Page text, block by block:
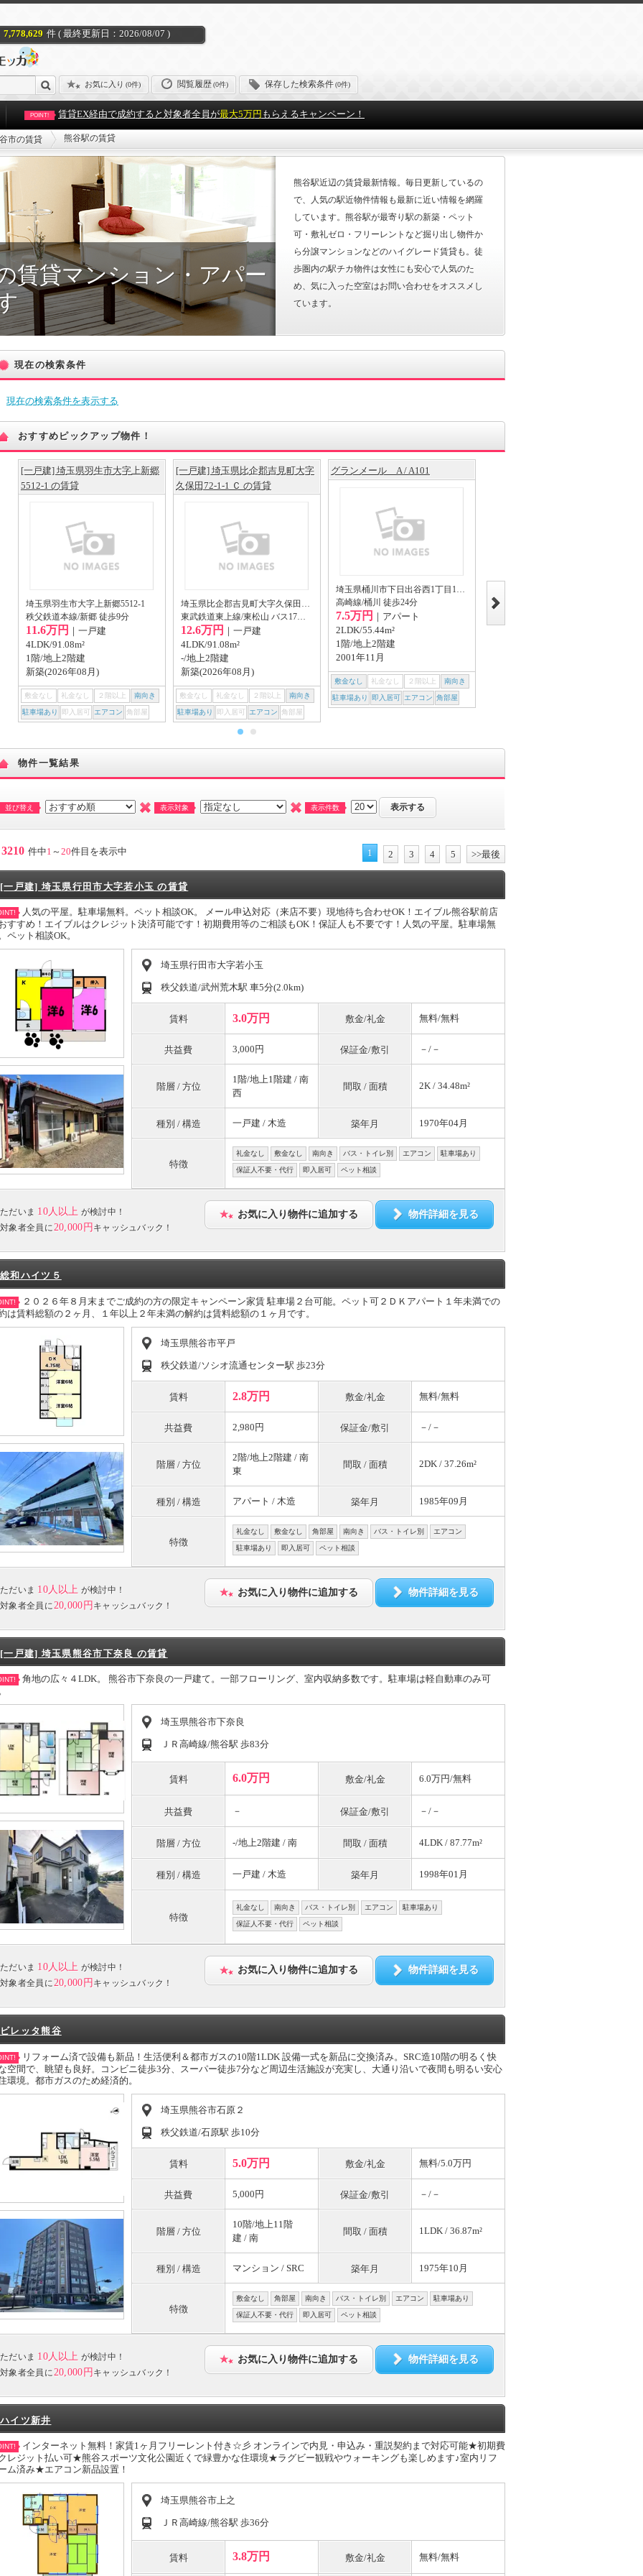
7,778,629 件 ( 最終更新日：2026/08/07 )
お気に入り (0件) 閲覧履歴(0件) 保存した検索条件(0件)
POINT! 賃貸EX経由で成約すると対象者全員が最大5万円 もらえるキャンペーン！
市の賃貸 熊谷駅の賃貸
賃貸マンション・アパー
熊谷駅近辺の賃貸最新情報。毎日更新しているの
で、人気の駅近物件情報も最新に近い情報を網羅
しています。熊谷駅が最寄り駅の新築・ペット
可・敷礼ゼロ・フリーレントなど掘り出し物件か
ら分譲マンションなどのハイグレード賃貸も。徒
歩圏内の駅チカ物件は女性にも安心で人気のた
め、気に入った空室はお問い合わせをオススメし
ています。
現在の検索条件
現在の検索条件を表示する
おすすめピックアップ物件！
[一戸建] 埼玉県羽生市大字上新郷
5512-1 の賃貸
埼玉県羽生市大字上新郷5512-1
秩父鉄道本線/新郷 徒歩9分
11.6万円 ｜一戸建
4LDK/91.08m²
1階/地上2階建
新築(2026年08月)
敷金なし 礼金なし ２階以上 南向き
駐車場あり 即入居可 エアコン 角部屋
[一戸建] 埼玉県比企郡吉見町大字
久保田72-1-1 Ｃ の賃貸
埼玉県比企郡吉見町大字久保田72-1-1 Ｃ
東武鉄道東上線/東松山 バス17分 久米田バス停から徒歩12分
12.6万円 ｜一戸建
4LDK/91.08m²
-/地上2階建
新築(2026年08月)
敷金なし 礼金なし ２階以上 南向き
駐車場あり 即入居可 エアコン 角部屋
グランメール A / A101
埼玉県桶川市下日出谷西1丁目18-4
高崎線/桶川 徒歩24分
7.5万円 ｜アパート
2LDK/55.44m²
1階/地上2階建
2001年11月
敷金なし 礼金なし ２階以上 南向き
駐車場あり 即入居可 エアコン 角部屋
秩父鉄道本線/東行田 徒歩17分
物件一覧結果
並び替え 表示対象 表示件数
3210 件中1 ～ 20件目を表示中 1 2 3 4 5 >>最後
[一戸建] 埼玉県行田市大字若小玉 の賃貸
人気の平屋。駐車場無料。ペット相談OK。 メール申込対応（来店不要）現地待ち合わせOK！エイブル熊谷駅前店
すすめ！エイブルはクレジット決済可能です！初期費用等のご相談もOK！保証人も不要です！人気の平屋。駐車場無
ペット相談OK。
埼玉県行田市大字若小玉
秩父鉄道/武州荒木駅 車5分(2.0km)
賃料 3.0万円 敷金/礼金 無料/無料
共益費 3,000円 保証金/敷引 －/－
階層 / 方位
1階/地上1階建 / 南
西
間取 / 面積 2K / 34.48m²
種別 / 構造 一戸建 / 木造 築年月 1970年04月
特徴
礼金なし 敷金なし 南向き バス・トイレ別 エアコン 駐車場あり
保証人不要・代行 即入居可 ペット相談
ただいま 10人以上 が検討中！
対象者全員に20,000円 キャッシュバック！
お気に入り物件に追加する 物件詳細を見る
総和ハイツ５
２０２６年８月末までご成約の方の限定キャンペーン家賃 駐車場２台可能。ペット可２ＤＫアパート１年未満での
は賃料総額の２ヶ月、１年以上２年未満の解約は賃料総額の１ヶ月です。
埼玉県熊谷市平戸
秩父鉄道/ソシオ流通センター駅 歩23分
賃料 2.8万円 敷金/礼金 無料/無料
共益費 2,980円 保証金/敷引 －/－
階層 / 方位
2階/地上2階建 / 南
東
間取 / 面積 2DK / 37.26m²
種別 / 構造 アパート / 木造 築年月 1985年09月
特徴
礼金なし 敷金なし 角部屋 南向き バス・トイレ別 エアコン
駐車場あり 即入居可 ペット相談
ただいま 10人以上 が検討中！
対象者全員に 20,000円 キャッシュバック！
お気に入り物件に追加する 物件詳細を見る
[一戸建] 埼玉県熊谷市下奈良 の賃貸
角地の広々４LDK。 熊谷市下奈良の一戸建て。一部フローリング、室内収納多数です。駐車場は軽自動車のみ可
埼玉県熊谷市下奈良
ＪＲ高崎線/熊谷駅 歩83分
賃料 6.0万円 敷金/礼金 6.0万円/無料
共益費 － 保証金/敷引 －/－
階層 / 方位 -/地上2階建 / 南 間取 / 面積 4LDK / 87.77m²
種別 / 構造 一戸建 / 木造 築年月 1998年01月
特徴
礼金なし 南向き バス・トイレ別 エアコン 駐車場あり
保証人不要・代行 ペット相談
ただいま 10人以上 が検討中！
対象者全員に20,000円 キャッシュバック！
お気に入り物件に追加する 物件詳細を見る
ビレッタ熊谷
リフォーム済で設備も新品！生活便利＆都市ガスの10階1LDK 設備一式を新品に交換済み。SRC造10階の明るく快
空間で、眺望も良好。コンビニ徒歩3分、スーパー徒歩7分など周辺生活施設が充実し、大通り沿いで夜間も明るい安心
環境。都市ガスのため経済的。
埼玉県熊谷市石原２
秩父鉄道/石原駅 歩10分
賃料 5.0万円 敷金/礼金 無料/5.0万円
共益費 5,000円 保証金/敷引 －/－
階層 / 方位
10階/地上11階
建 / 南
間取 / 面積 1LDK / 36.87m²
種別 / 構造 マンション / SRC 築年月 1975年10月
特徴
敷金なし 角部屋 南向き バス・トイレ別 エアコン 駐車場あり
保証人不要・代行 即入居可 ペット相談
ただいま 10人以上 が検討中！
対象者全員に 20,000円 キャッシュバック！
お気に入り物件に追加する 物件詳細を見る
ハイツ新井
インターネット無料！家賃1ヶ月フリーレント付き☆彡 オンラインで内見・申込み・重説契約まで対応可能★初期費
レジット払い可★熊谷スポーツ文化公園近くで緑豊かな住環境★ラグビー観戦やウォーキングも楽しめます♪室内リフ
ム済み★エアコン新品設置！
埼玉県熊谷市上之
ＪＲ高崎線/熊谷駅 歩36分
賃料 3.8万円 敷金/礼金 無料/無料